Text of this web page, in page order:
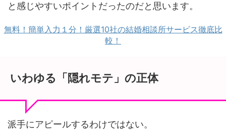
と感じやすいポイントだったのだと思います。
無料！簡単入力１分！厳選10社の結婚相談所サービス徹底比
較！
いわゆる「隠れモテ」の正体
派手にアピールするわけではない。